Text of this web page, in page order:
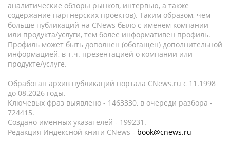
аналитические обзоры рынков, интервью, а также
содержание партнёрских проектов). Таким образом, чем
больше публикаций на CNews было с именем компании
или продукта/услуги, тем более информативен профиль.
Профиль может быть дополнен (обогащен) дополнительной
информацией, в т.ч. презентацией о компании или
продукте/услуге.
Обработан архив публикаций портала CNews.ru c 11.1998
до 08.2026 годы.
Ключевых фраз выявлено - 1463330, в очереди разбора -
724415.
Создано именных указателей - 199231.
Редакция Индексной книги CNews - book@cnews.ru